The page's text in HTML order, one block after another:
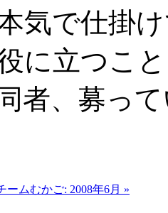
気で仕掛
に立つこ
者、募っ
ームむかご: 2008年6月 »